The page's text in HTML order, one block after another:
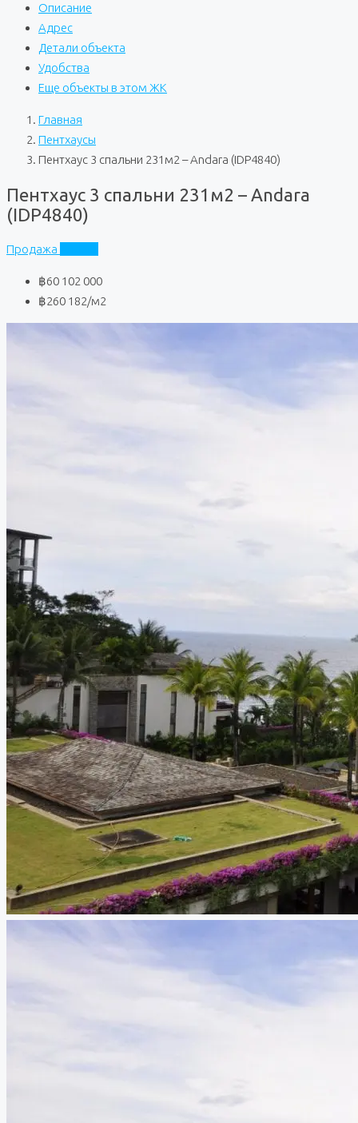
Описание
Адрес
Детали объекта
Удобства
Еще объекты в этом ЖК
Главная
Пентхаусы
Пентхаус 3 спальни 231м2 – Andara (IDP4840)
Пентхаус 3 спальни 231м2 – Andara
(IDP4840)
Продажа
฿60 102 000
฿260 182/м2